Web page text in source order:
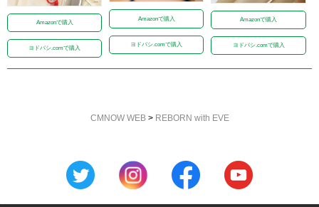
Amazonで購入
ヨドバシ.comで購入
Amazonで購入
ヨドバシ.comで購入
Amazonで購入
ヨドバシ.comで購入
CMNOW WEB> REBORN with EVE